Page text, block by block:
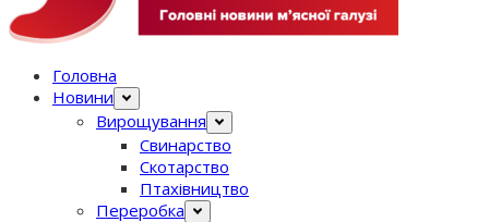
Головна
Новини
Вирощування
Свинарство
Скотарство
Птахівництво
Переробка